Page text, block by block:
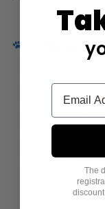
🐾 グルーミ
毛玉やもつれ
グしてくださ
4～6 週間ご
浴させてくだ
被毛の維持の
ーミングをス
垂れ耳は湿気
定期的に耳を
The